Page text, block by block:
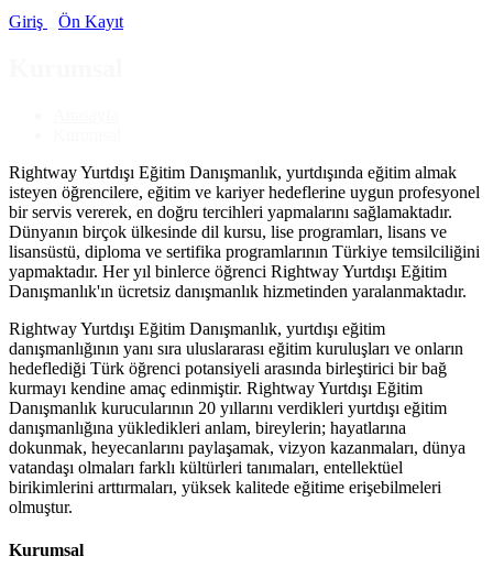
Giriş Ön Kayıt
Rightway Yurtdışı Eğitim Danışmanlık, yurtdışında eğitim almak
isteyen öğrencilere, eğitim ve kariyer hedeflerine uygun profesyonel
bir servis vererek, en doğru tercihleri yapmalarını sağlamaktadır.
Dünyanın birçok ülkesinde dil kursu, lise programları, lisans ve
lisansüstü, diploma ve sertifika programlarının Türkiye temsilciliğini
yapmaktadır. Her yıl binlerce öğrenci Rightway Yurtdışı Eğitim
Danışmanlık'ın ücretsiz danışmanlık hizmetinden yaralanmaktadır.
Rightway Yurtdışı Eğitim Danışmanlık, yurtdışı eğitim
danışmanlığının yanı sıra uluslararası eğitim kuruluşları ve onların
hedeflediği Türk öğrenci potansiyeli arasında birleştirici bir bağ
kurmayı kendine amaç edinmiştir. Rightway Yurtdışı Eğitim
Danışmanlık kurucularının 20 yıllarını verdikleri yurtdışı eğitim
danışmanlığına yükledikleri anlam, bireylerin; hayatlarına
dokunmak, heyecanlarını paylaşamak, vizyon kazanmaları, dünya
vatandaşı olmaları farklı kültürleri tanımaları, entellektüel
birikimlerini arttırmaları, yüksek kalitede eğitime erişebilmeleri
olmuştur.
Kurumsal